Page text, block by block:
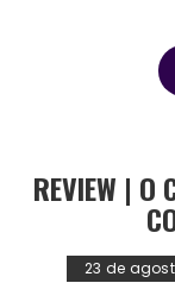
REVIEW | O
23 de